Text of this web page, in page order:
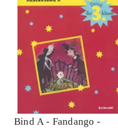
Bind A - Fandango -